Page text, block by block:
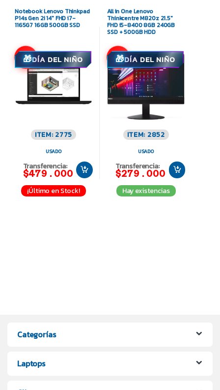
Notebook Lenovo Thinkpad
P14s Gen 2i 14″ FHD i7-
1165G7 16GB 500GB SSD
-17%DÍA DEL NIÑO
ITEM: 2775
USADO
Transferencia:
$479.000
¡Último en Stock!
All in One Lenovo
Thinkcentre M820z 21.5″
FHD i5-8400 8GB 240GB
SSD + 500GB HDD
-15%DÍA DEL NIÑO
ITEM: 2852
USADO
Transferencia:
$279.000
Hay existencias
Categorías
Laptops